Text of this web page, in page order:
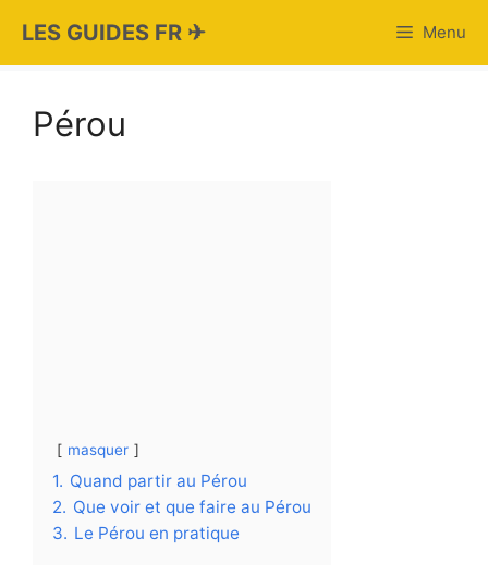
contenu
LES GUIDES FR ✈ Menu
Pérou
masquer
1. Quand partir au Pérou
2. Que voir et que faire au Pérou
3. Le Pérou en pratique